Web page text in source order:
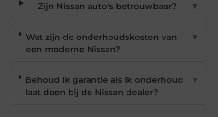
Zijn Nissan auto's betrouwbaar? ▼
Wat zijn de onderhoudskosten van
een moderne Nissan?
▼
Behoud ik garantie als ik onderhoud
laat doen bij de Nissan dealer?
▼